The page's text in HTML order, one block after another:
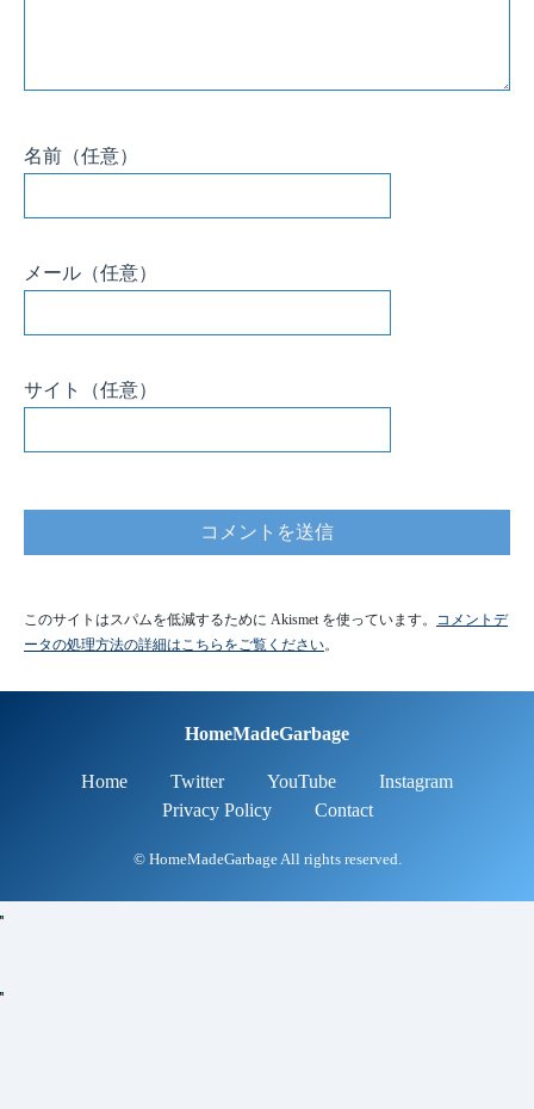
名前 （任意）
メール （任意）
サイト （任意）
このサイトはスパムを低減するために Akismet を使っています。 コメントデ
ータの処理方法の詳細はこちらをご覧ください。
HomeMadeGarbage
Home Twitter YouTube
Instagram
Privacy Policy
Contact
© HomeMadeGarbage All rights reserved.